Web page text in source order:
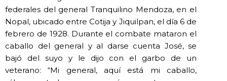
federales del general Tranquilino Mendoza, en el
Nopal, ubicado entre Cotija y Jiquilpan, el día 6 de
febrero de 1928. Durante el combate mataron el
caballo del general y al darse cuenta José, se
bajó del suyo y le dijo con el garbo de un
veterano: “Mi general, aquí está mi caballo,